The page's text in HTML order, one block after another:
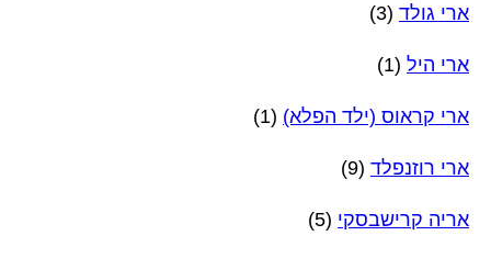
ארי גולד (3)
ארי היל (1)
ארי קראוס (ילד הפלא) (1)
ארי רוזנפלד (9)
אריה קרישבסקי (5)